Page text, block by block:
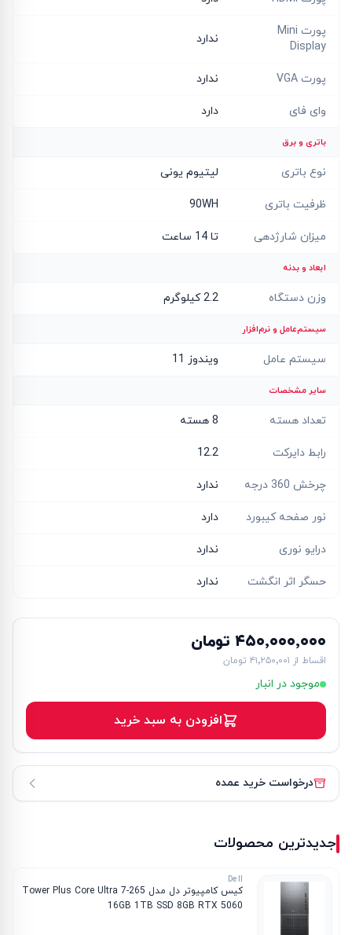
پورت Mini
Display
ندارد
پورت VGA ندارد
وای فای دارد
باتری و برق
نوع باتری لیتیوم یونی
ظرفیت باتری 90WH
میزان شارژدهی تا 14 ساعت
ابعاد و بدنه
وزن دستگاه 2.2 کیلوگرم
سیستم‌عامل و نرم‌افزار
سیستم عامل ویندوز 11
سایر مشخصات
تعداد هسته 8 هسته
رابط دایرکت 12.2
چرخش 360 درجه ندارد
نور صفحه کیبورد دارد
درایو نوری ندارد
حسگر اثر انگشت ندارد
۴۵۰٬۰۰۰٬۰۰۰ تومان
اقساط از ۴۱٬۲۵۰٬۰۰۱ تومان
موجود در انبار
افزودن به سبد خرید
درخواست خرید عمده
جدیدترین محصولات
Dell
کیس کامپیوتر دل مدل Tower Plus Core Ultra 7-265
16GB 1TB SSD 8GB RTX 5060